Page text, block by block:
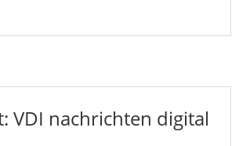
VDI nachrichten digital